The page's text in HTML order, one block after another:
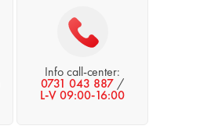
Info call-center:
0731 043 887 /
L-V 09:00-16:00